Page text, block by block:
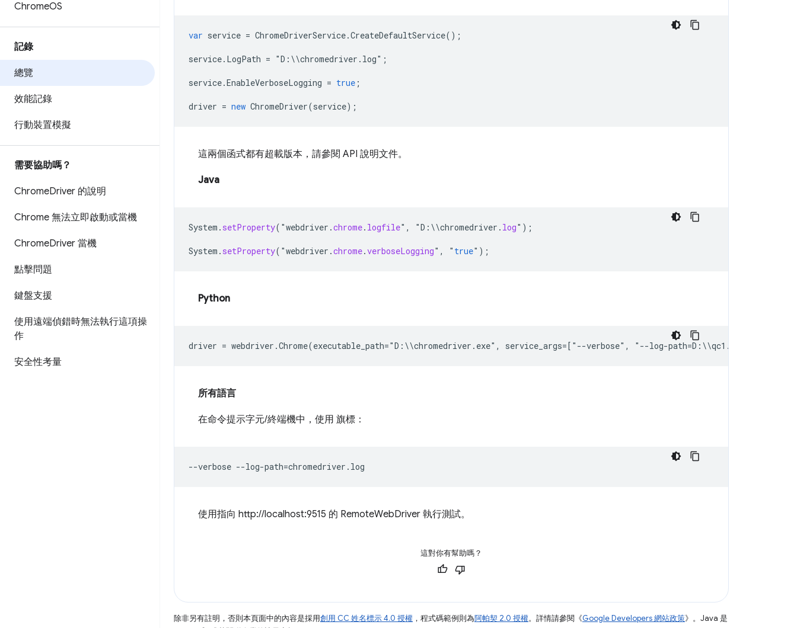
ChromeOS
記錄
總覽
效能記錄
行動裝置模擬
需要協助嗎？
ChromeDriver 的說明
Chrome 無法立即啟動或當機
ChromeDriver 當機
點擊問題
鍵盤支援
使用遠端偵錯時無法執行這項操
作
安全性考量
var service = ChromeDriverService.CreateDefaultService();
service. LogPath = "D : \\chromedriver . log" ;
service.EnableVerboseLogging = true ;
driver = new ChromeDriver(service);
這兩個函式都有超載版本，請參閱 API 說明文件。
Java
System . setProperty( "webdriver .chrome. logfile" , "D : \\chromedriver . log" );
System . setProperty( "webdriver .chrome.verboseLogging" , " true" );
Python
driver = webdriver .Chrome(executable_path="D : \\chromedriver . exe" , service_args=[ " --verbose" , " --log-path=D : \\qc1 .
所有語言
在命令提示字元/終端機中，使用 旗標：
使用指向 http://localhost:9515 的 RemoteWebDriver 執行測試。
這對你有幫助嗎？
除非另有註明，否則本頁面中的內容是採用創用 CC 姓名標示 4.0 授權 ，程式碼範例則為阿帕契 2.0 授權。詳情請參閱《Google Developers 網站政策》。Java 是